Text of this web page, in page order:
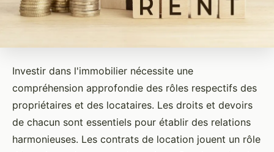
Investir dans l'immobilier nécessite une
compréhension approfondie des rôles respectifs des
propriétaires et des locataires. Les droits et devoirs
de chacun sont essentiels pour établir des relations
harmonieuses. Les contrats de location jouent un rôle